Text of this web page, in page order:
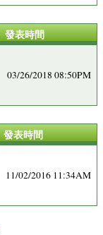
發表時間
03/26/2018 08:50PM
發表時間
11/02/2016 11:34AM